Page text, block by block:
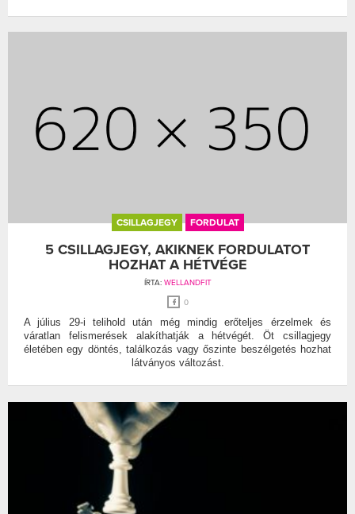
CSILLAGJEGY FORDULAT
5 CSILLAGJEGY, AKIKNEK FORDULATOT
HOZHAT A HÉTVÉGE
ÍRTA: WELLANDFIT
0
A július 29-i telihold után még mindig erőteljes érzelmek és
váratlan felismerések alakíthatják a hétvégét. Öt csillagjegy
életében egy döntés, találkozás vagy őszinte beszélgetés hozhat
látványos változást.